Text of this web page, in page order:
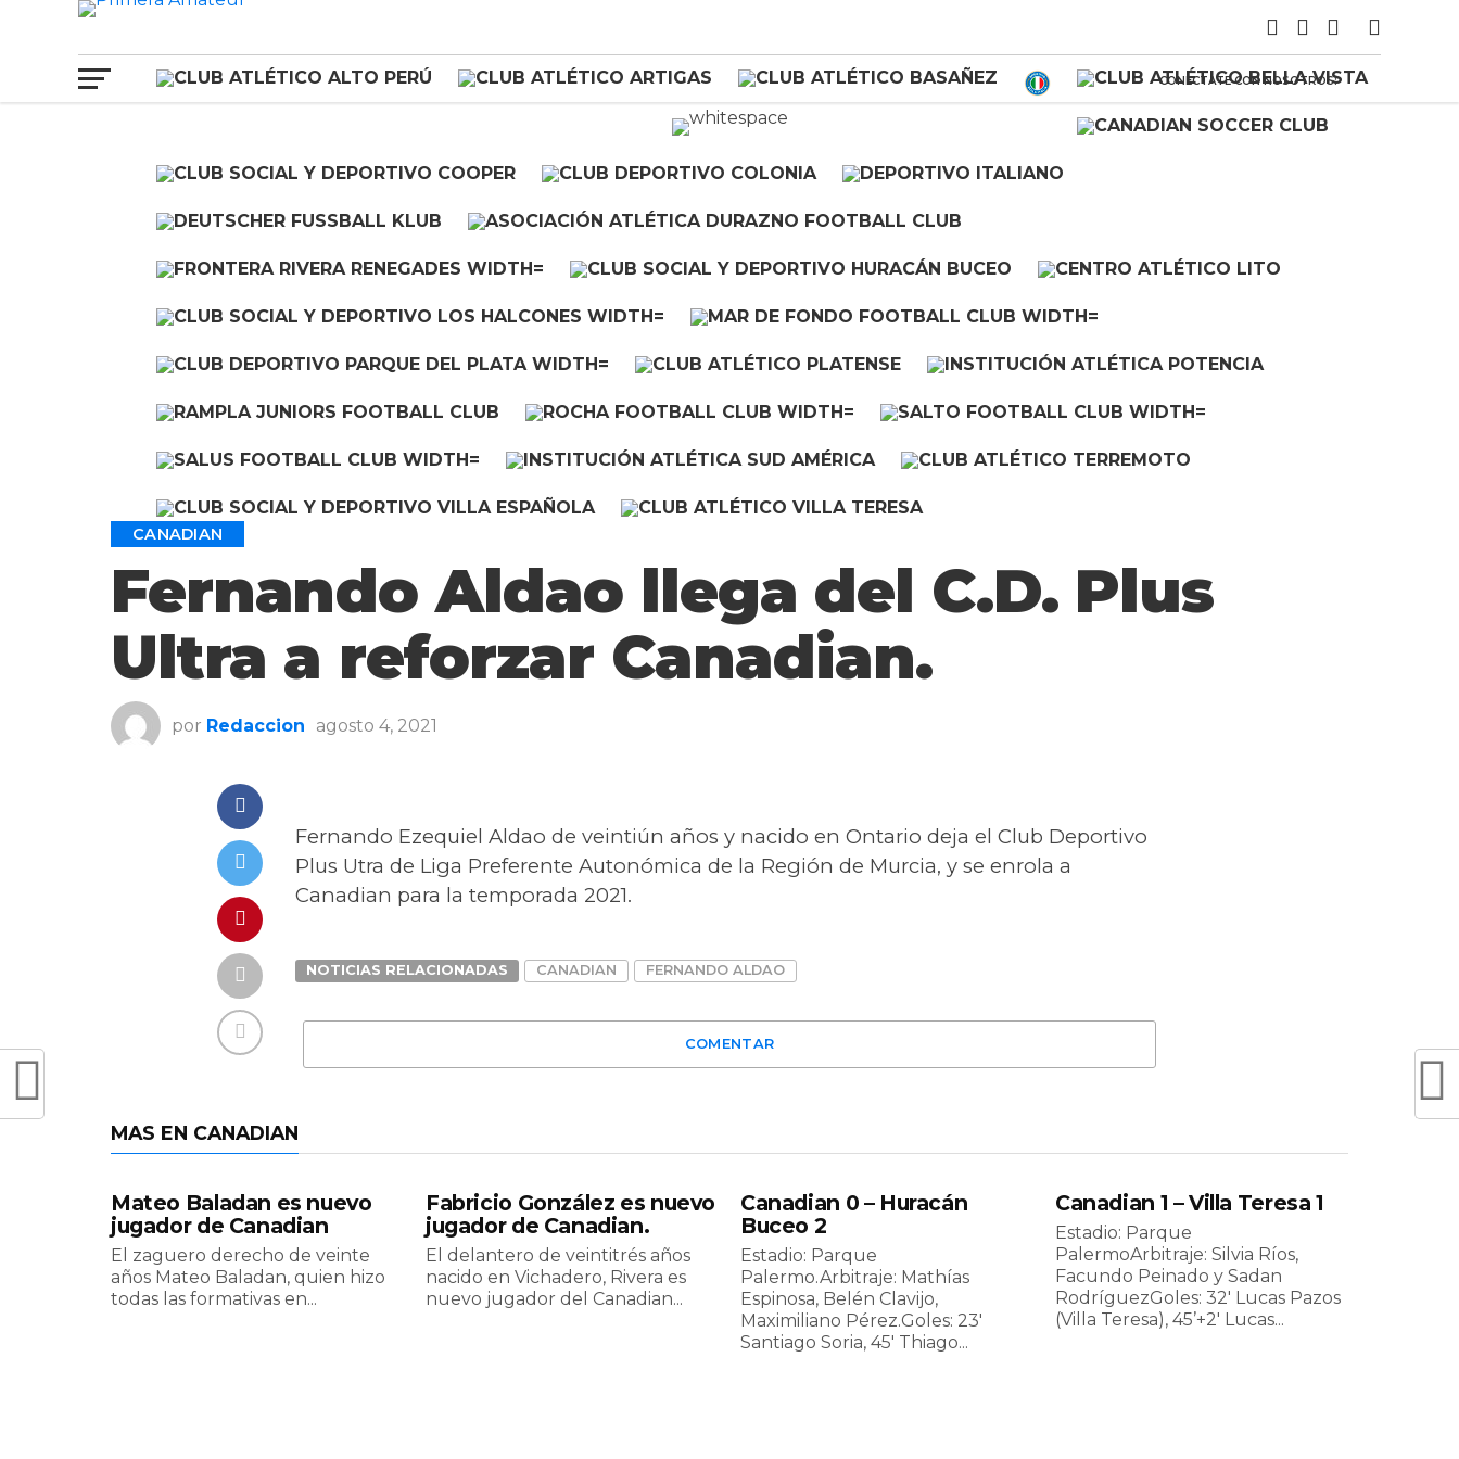
CONECTATE CON NOSOTROS:
CANADIAN
Fernando Aldao llega del C.D. Plus
Ultra a reforzar Canadian.
por Redaccion agosto 4, 2021
Fernando Ezequiel Aldao de veintiún años y nacido en Ontario deja el Club Deportivo
Plus Utra de Liga Preferente Autonómica de la Región de Murcia, y se enrola a
Canadian para la temporada 2021.
NOTICIAS RELACIONADAS CANADIAN FERNANDO ALDAO
COMENTAR
MAS EN CANADIAN
Mateo Baladan es nuevo
jugador de Canadian
El zaguero derecho de veinte
años Mateo Baladan, quien hizo
todas las formativas en...
Fabricio González es nuevo
jugador de Canadian.
El delantero de veintitrés años
nacido en Vichadero, Rivera es
nuevo jugador del Canadian...
Canadian 0 – Huracán
Buceo 2
Estadio: Parque
Palermo.Arbitraje: Mathías
Espinosa, Belén Clavijo,
Maximiliano Pérez.Goles: 23′
Santiago Soria, 45′ Thiago...
Canadian 1 – Villa Teresa 1
Estadio: Parque
PalermoArbitraje: Silvia Ríos,
Facundo Peinado y Sadan
RodríguezGoles: 32′ Lucas Pazos
(Villa Teresa), 45’+2′ Lucas...